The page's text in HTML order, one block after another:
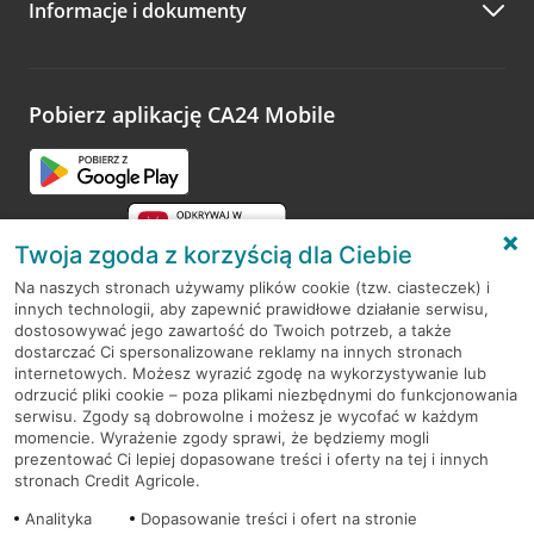
Zachęcamy do podzielenia się z nami opinią o wizycie.
opinie.
Informacje i dokumenty
Pobierz aplikację CA24 Mobile
RODO
Regulamin serwisu
Mapa serwisu
PolitykaCookies
Twoja zgoda z korzyścią dla Ciebie
Na naszych stronach używamy plików cookie (tzw. ciasteczek) i
innych technologii, aby zapewnić prawidłowe działanie serwisu,
dostosowywać jego zawartość do Twoich potrzeb, a także
dostarczać Ci spersonalizowane reklamy na innych stronach
internetowych. Możesz wyrazić zgodę na wykorzystywanie lub
odrzucić pliki cookie – poza plikami niezbędnymi do funkcjonowania
serwisu. Zgody są dobrowolne i możesz je wycofać w każdym
momencie. Wyrażenie zgody sprawi, że będziemy mogli
prezentować Ci lepiej dopasowane treści i oferty na tej i innych
stronach Credit Agricole.
Analityka
Dopasowanie treści i ofert na stronie